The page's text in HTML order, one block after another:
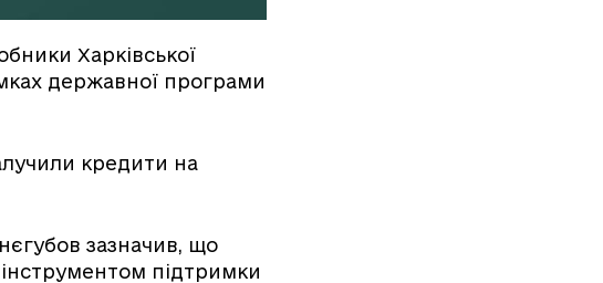
Харківської
державної програми
кредити на
зазначив, що
підтримки